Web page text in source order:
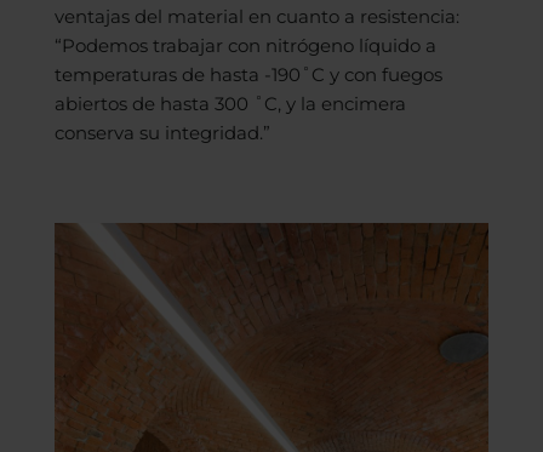
ventajas del material en cuanto a resistencia:
“Podemos trabajar con nitrógeno líquido a
temperaturas de hasta -190˚C y con fuegos
abiertos de hasta 300 ˚C, y la encimera
conserva su integridad.”